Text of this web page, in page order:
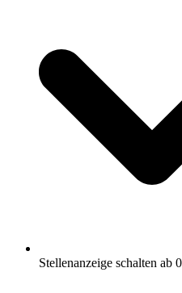
Stellenanzeige schalten ab